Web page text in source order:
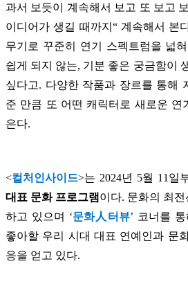
과서 보듯이 계속해서 보고 또 보고
이디어가 생길 때까지“ 계속해서 본
무기로 꾸준히 연기 스펙트럼을 넓
쉽게 되지 않는, 기분 좋은 궁금함이
싶다고. 다양한 작품과 장르를 통해
준 만큼 또 어떤 캐릭터로 새로운 연
은다.
<컬처인사이드>는 2024년 5월 11일
대표 문화 프로그램이다. 문화의 최
하고 있으며 ‘문화人터뷰’ 코너를
좋아할 우리 시대 대표 연예인과 문
응을 얻고 있다.